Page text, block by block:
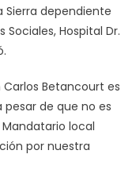
Sierra dependiente
Hospital Dr.
Betancourt es
de que no es
local
por nuestra